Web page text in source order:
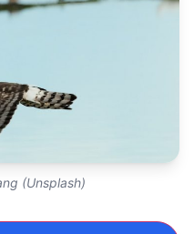
(Unsplash)